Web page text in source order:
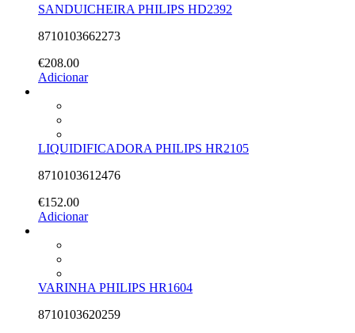
SANDUICHEIRA PHILIPS HD2392
8710103662273
€208.00
Adicionar
LIQUIDIFICADORA PHILIPS HR2105
8710103612476
€152.00
Adicionar
VARINHA PHILIPS HR1604
8710103620259